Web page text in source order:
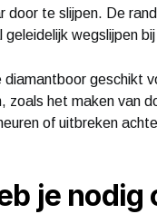
door te slijpen. De
geleidelijk wegslijpen
diamantboor geschikt
zoals het maken van
of uitbreken
je nodig